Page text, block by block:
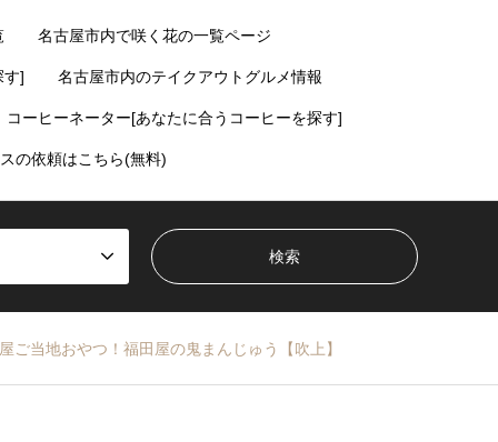
名古屋市内で咲く花の一覧ページ
す] 名古屋市内のテイクアウトグルメ情報
コーヒーネーター[あなたに合うコーヒーを探す]
の依頼はこちら(無料)
ご当地おやつ！福田屋の鬼まんじゅう【吹上】